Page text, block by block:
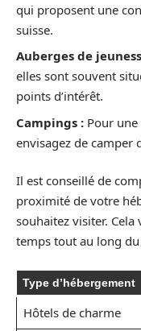
qui proposent une
suisse.
Auberges de
elles sont souvent
points d’intérêt.
Campings : Pour
envisagez de camper
Il est conseillé de
proximité de votre
souhaitez visiter.
temps tout au long
Type d’hébergement
Hôtels de charme